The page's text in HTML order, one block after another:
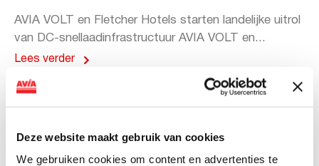
Deze website maakt gebruik van cookies
We gebruiken cookies om content en advertenties te
AVIA VOLT en Fletcher Hotels starten landelijke uitrol
van DC-snellaadinfrastructuur AVIA VOLT en...
Lees verder